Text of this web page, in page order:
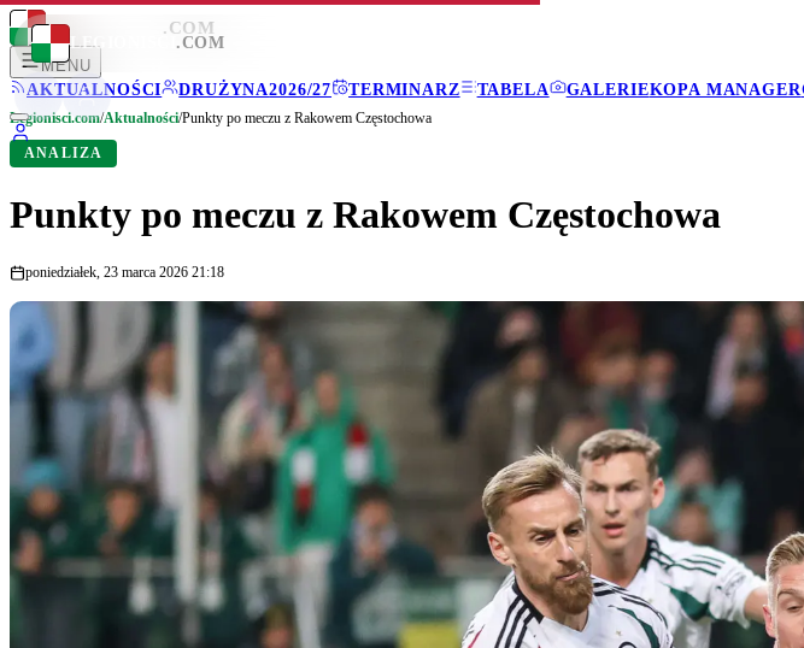
LEGIONISCI .COM
MENU
AKTUALNOŚCI
DRUŻYNA2026/27 TERMINARZ TABELA GALERIEKOPA MANAGER
LEGIONISCI .COM
Legionisci.com/Aktualności/Punkty po meczu z Rakowem Częstochowa
ANALIZA
Punkty po meczu z Rakowem Częstochowa
poniedziałek, 23 marca 2026 21:18